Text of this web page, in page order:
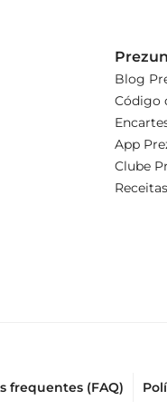
Blog
Código
App
Clube
Receitas
frequentes (FAQ)